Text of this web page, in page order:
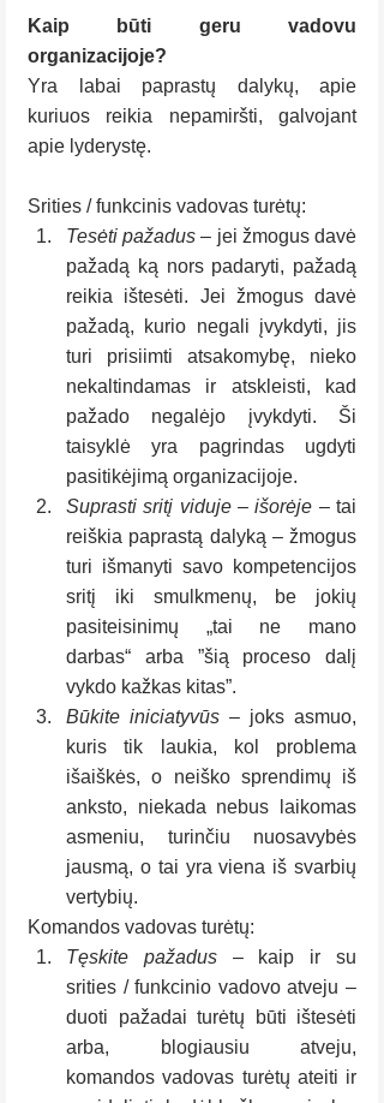
Kaip būti geru vadovu
organizacijoje?
Yra labai paprastų dalykų, apie
kuriuos reikia nepamiršti, galvojant
apie lyderystę.
Srities / funkcinis vadovas turėtų:
Tesėti pažadus – jei žmogus davė
pažadą ką nors padaryti, pažadą
reikia ištesėti. Jei žmogus davė
pažadą, kurio negali įvykdyti, jis
turi prisiimti atsakomybę, nieko
nekaltindamas ir atskleisti, kad
pažado negalėjo įvykdyti. Ši
taisyklė yra pagrindas ugdyti
pasitikėjimą organizacijoje.
Suprasti sritį viduje – išorėje – tai
reiškia paprastą dalyką – žmogus
turi išmanyti savo kompetencijos
sritį iki smulkmenų, be jokių
pasiteisinimų „tai ne mano
darbas“ arba ”šią proceso dalį
vykdo kažkas kitas”.
Būkite iniciatyvūs – joks asmuo,
kuris tik laukia, kol problema
išaiškės, o neiško sprendimų iš
anksto, niekada nebus laikomas
asmeniu, turinčiu nuosavybės
jausmą, o tai yra viena iš svarbių
vertybių.
Komandos vadovas turėtų:
Tęskite pažadus – kaip ir su
srities / funkcinio vadovo atveju –
duoti pažadai turėtų būti ištesėti
arba, blogiausiu atveju,
komandos vadovas turėtų ateiti ir